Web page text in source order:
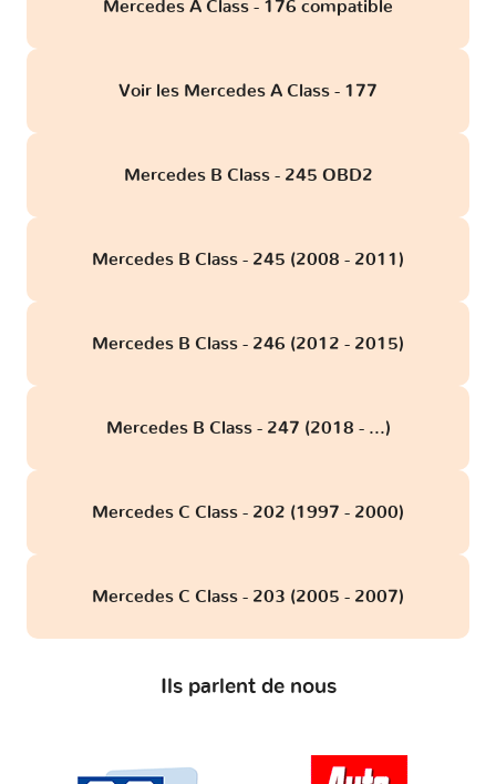
Mercedes A Class - 176 compatible
Voir les Mercedes A Class - 177
Mercedes B Class - 245 OBD2
Mercedes B Class - 245 (2008 - 2011)
Mercedes B Class - 246 (2012 - 2015)
Mercedes B Class - 247 (2018 - ...)
Mercedes C Class - 202 (1997 - 2000)
Mercedes C Class - 203 (2005 - 2007)
Ils parlent de nous